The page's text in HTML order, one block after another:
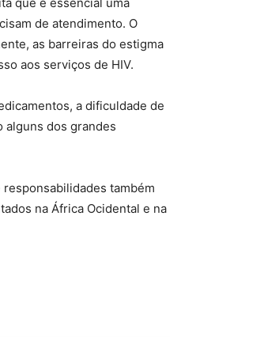
de atendimento. O
as barreiras do estigma
aos serviços de HIV.
a dificuldade de
alguns dos grandes
também
na África Ocidental e na